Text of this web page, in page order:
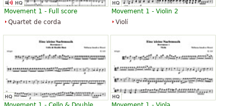
«Molt bona! Em va agradar! Enhorabona per la disponibilitat»
« (c) una cançó que m'agrada però difícil de c
notes llegibles ràpidament a la baixada.
Ver todo (46)
Movement 1 - Full score
Quartet de corda
Movement 1 - Violin 2
Violí